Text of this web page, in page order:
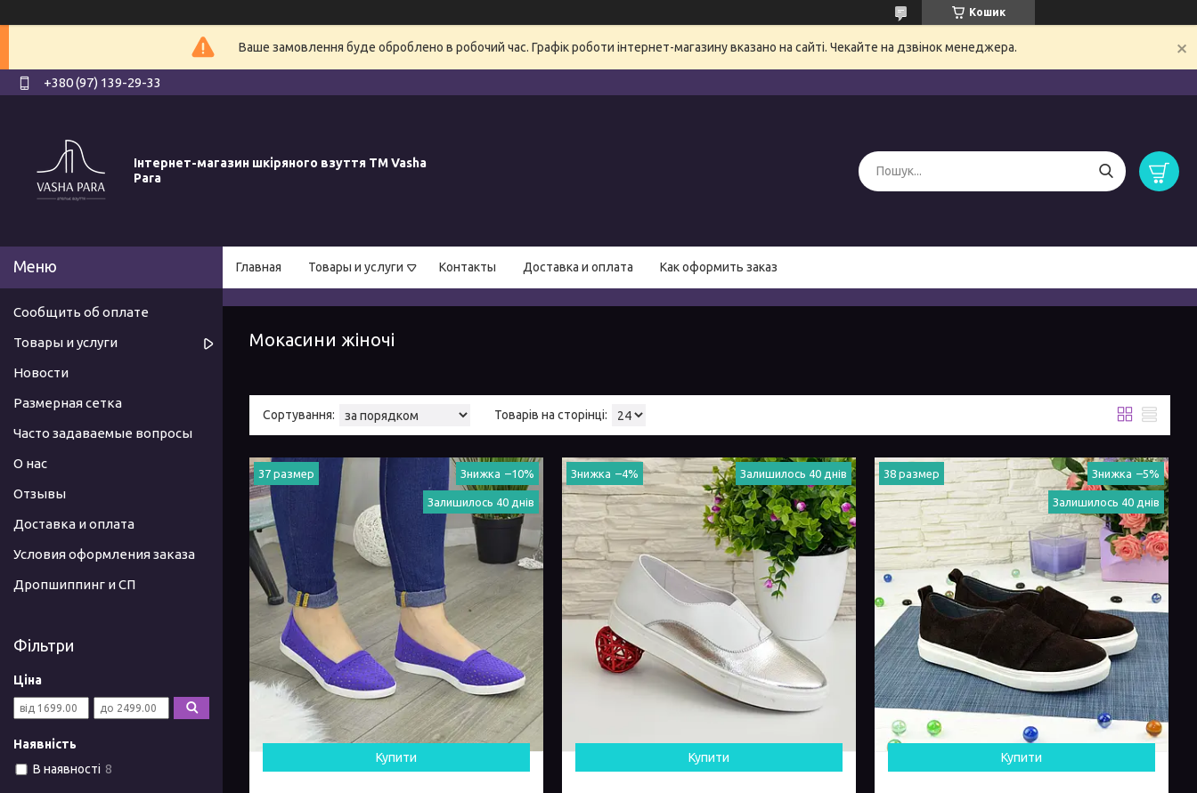
Кошик
Ваше замовлення буде оброблено в робочий час. Графік роботи інтернет-магазину вказано на сайті. Чекайте на дзвінок менеджера.
+380 (97) 139-29-33
Інтернет-магазин шкіряного взуття ТМ Vasha
Para
Главная Товары и услуги Контакты Доставка и оплата Как оформить заказ
Мокасини жіночі
37 размер –10%
Залишилось 40 днів
Купити
–4% Залишилось 40 днів
Купити
38 размер –5%
Залишилось 40 днів
Купити
Сообщить об оплате
Товары и услуги
Новости
Размерная сетка
Часто задаваемые вопросы
О нас
Отзывы
Доставка и оплата
Условия оформления заказа
Дропшиппинг и СП
Фільтри
Ціна
Наявність
В наявності 8